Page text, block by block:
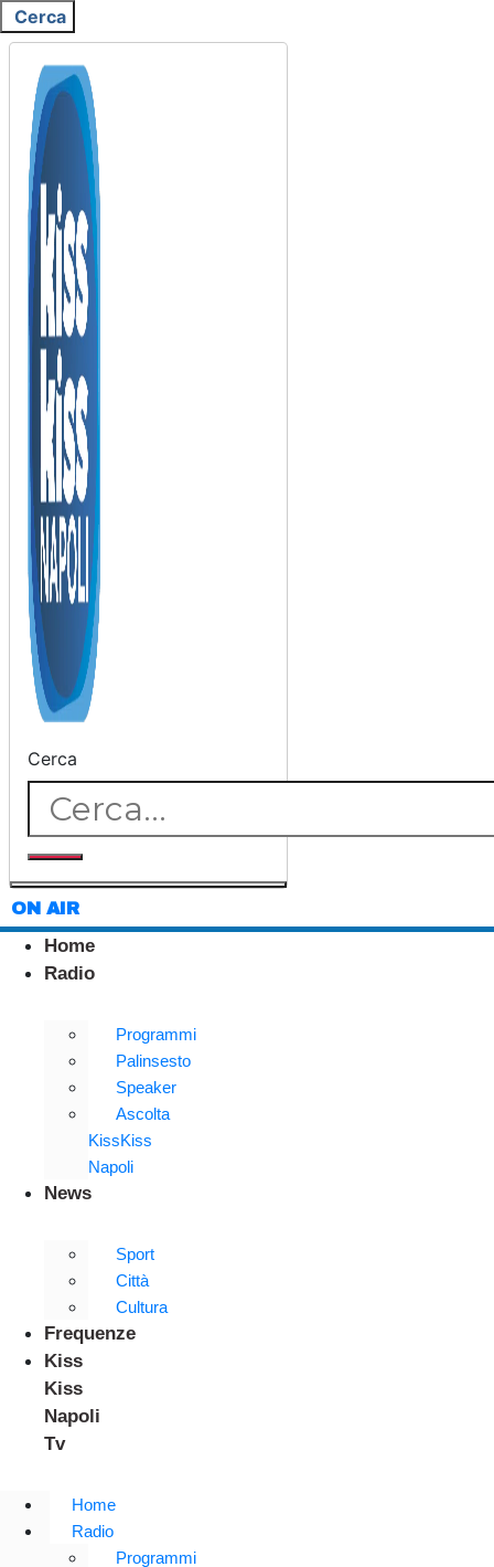
Cerca
Cerca
ON AIR
Home
Radio
Programmi
Palinsesto
Speaker
Ascolta
KissKiss
Napoli
News
Sport
Città
Cultura
Frequenze
Kiss
Kiss
Napoli
Tv
Home
Radio
Programmi